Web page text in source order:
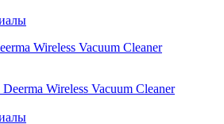
Wireless Vacuum Cleaner